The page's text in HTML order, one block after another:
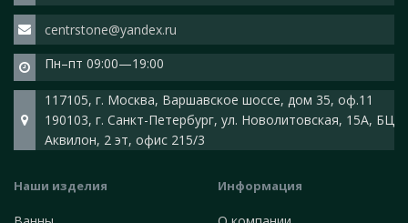
centrstone@yandex.ru
Пн–пт 09:00—19:00
117105, г. Москва, Варшавское шоссе, дом 35, оф.11
190103, г. Санкт-Петербург, ул. Новолитовская, 15А, БЦ
Аквилон, 2 эт, офис 215/3
Наши изделия Информация